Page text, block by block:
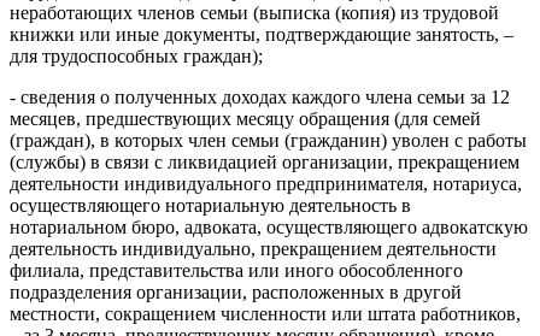
неработающих членов семьи (выписка (копия) из трудовой
книжки или иные документы, подтверждающие занятость, –
для трудоспособных граждан);
- сведения о полученных доходах каждого члена семьи за 12
месяцев, предшествующих месяцу обращения (для семей
(граждан), в которых член семьи (гражданин) уволен с работы
(службы) в связи с ликвидацией организации, прекращением
деятельности индивидуального предпринимателя, нотариуса,
осуществляющего нотариальную деятельность в
нотариальном бюро, адвоката, осуществляющего адвокатскую
деятельность индивидуально, прекращением деятельности
филиала, представительства или иного обособленного
подразделения организации, расположенных в другой
местности, сокращением численности или штата работников,